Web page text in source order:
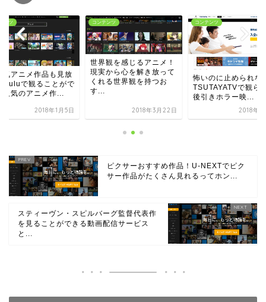
ンツ
気アニメ作品も見放
Huluで観ることがで
人気のアニメ作...
2018年1月5日
コンテンツ
世界観を感じるアニメ！
現実から心を解き放って
くれる世界観を持つお
す...
2018年3月22日
コンテンツ
怖いのに止められな
TSUTAYATVで観ら
後引きホラー映...
2018年2
ピクサーおすすめ作品！U-NEXTでピク
サー作品がたくさん見れるってホン...
スティーヴン・スピルバーグ監督代表作
を見ることができる動画配信サービス
と...